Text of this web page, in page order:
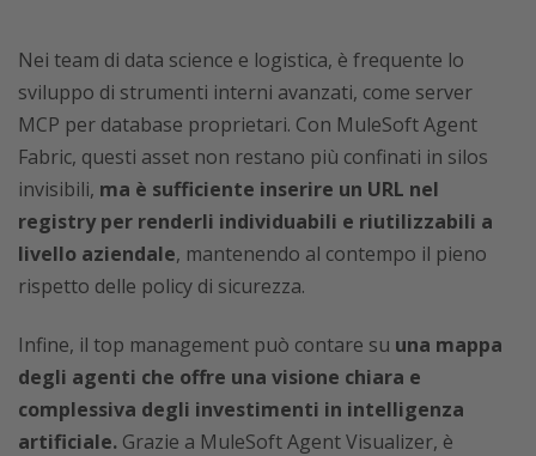
Nei team di data science e logistica, è frequente lo
sviluppo di strumenti interni avanzati, come server
MCP per database proprietari. Con MuleSoft Agent
Fabric, questi asset non restano più confinati in silos
invisibili, ma è sufficiente inserire un URL nel
registry per renderli individuabili e riutilizzabili a
livello aziendale, mantenendo al contempo il pieno
rispetto delle policy di sicurezza.
Infine, il top management può contare su una mappa
degli agenti che offre una visione chiara e
complessiva degli investimenti in intelligenza
artificiale. Grazie a MuleSoft Agent Visualizer, è